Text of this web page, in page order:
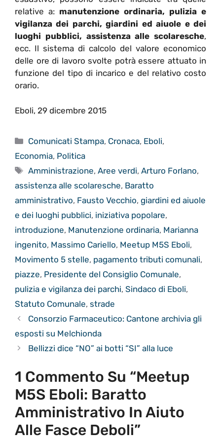
relative a: manutenzione ordinaria, pulizia e
vigilanza dei parchi, giardini ed aiuole e dei
luoghi pubblici, assistenza alle scolaresche,
ecc. Il sistema di calcolo del valore economico
delle ore di lavoro svolte potrà essere attuato in
funzione del tipo di incarico e del relativo costo
orario.
Eboli, 29 dicembre 2015
Categorie
Comunicati Stampa, Cronaca, Eboli,
Economia, Politica
Tag
Amministrazione,Aree verdi,Arturo Forlano,
assistenza alle scolaresche, Baratto
amministrativo, Fausto Vecchio, giardini ed aiuole
e dei luoghi pubblici, iniziativa popolare,
introduzione, Manutenzione ordinaria, Marianna
ingenito, Massimo Cariello, Meetup M5S Eboli,
Movimento 5 stelle, pagamento tributi comunali,
piazze, Presidente del Consiglio Comunale,
pulizia e vigilanza dei parchi, Sindaco di Eboli,
Statuto Comunale, strade
Consorzio Farmaceutico: Cantone archivia gli
esposti su Melchionda
Bellizzi dice “NO” ai botti “SI” alla luce
1 Commento Su “Meetup
M5S Eboli: Baratto
Amministrativo In Aiuto
Alle Fasce Deboli”